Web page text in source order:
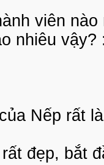
viên
nhiêu vậy?
Nếp rất
đẹp, bắt